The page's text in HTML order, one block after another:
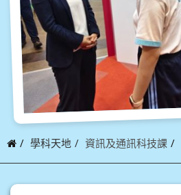
學科天地 資訊及通訊科技課